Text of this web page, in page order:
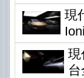
現
現